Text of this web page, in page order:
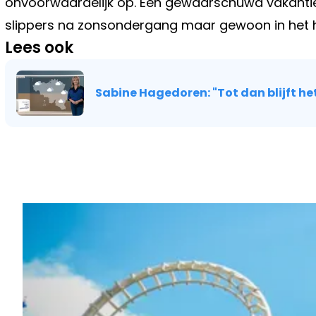
slippers na zonsondergang maar gewoon in het
Lees ook
Sabine Hagedoren: "Tot dan blijft
BIJNA VANZELF GROEIEN